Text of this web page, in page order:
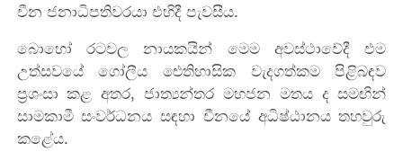
චීන ජනාධිපතිවරයා එහිදී පැවසීය.
බොහෝ රටවල නායකයින් මෙම අවස්ථාවේදී එම
උත්සවයේ ගෝලීය ඓතිහාසික වැදගත්කම පිළිබඳව
ප්‍රශංසා කළ අතර, ජාත්‍යන්තර මහජන මතය ද සමඟින්
සාමකාමී සංවර්ධනය සඳහා චීනයේ අධිෂ්ඨානය තහවුරු
කළේය.